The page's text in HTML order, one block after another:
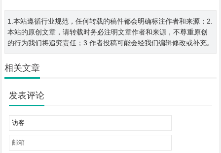
1.本站遵循行业规范，任何转载的稿件都会明确标注作者和来源；2.
本站的原创文章，请转载时务必注明文章作者和来源，不尊重原创
的行为我们将追究责任；3.作者投稿可能会经我们编辑修改或补充。
相关文章
发表评论